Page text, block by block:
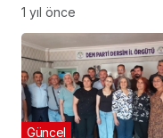
1 yıl önce
Güncel